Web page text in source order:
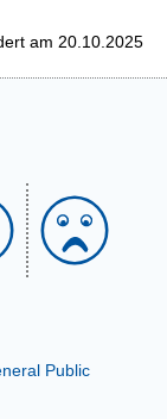
am 20.10.2025
Public